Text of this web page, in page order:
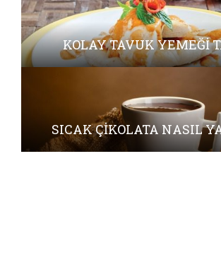
KOLAY TAVUK YEMEĞI
SICAK ÇIKOLATA NASIL